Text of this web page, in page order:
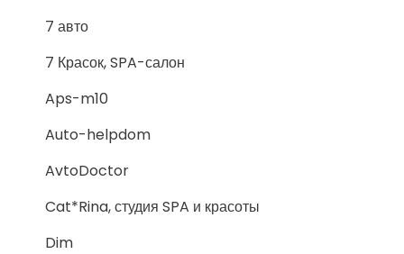
7 авто
7 Красок, SPA-салон
Aps-m10
Auto-helpdom
AvtoDoctor
Cat*Rina, студия SPA и красоты
Dim